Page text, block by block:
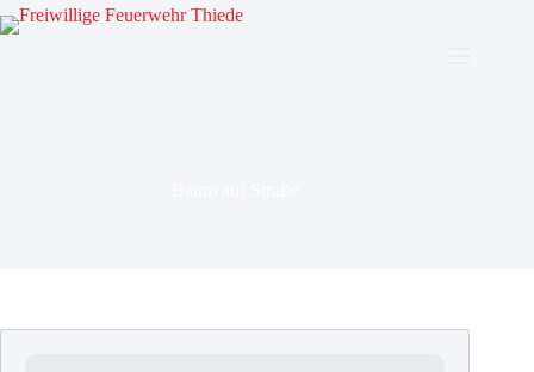
Zum
Inhalt